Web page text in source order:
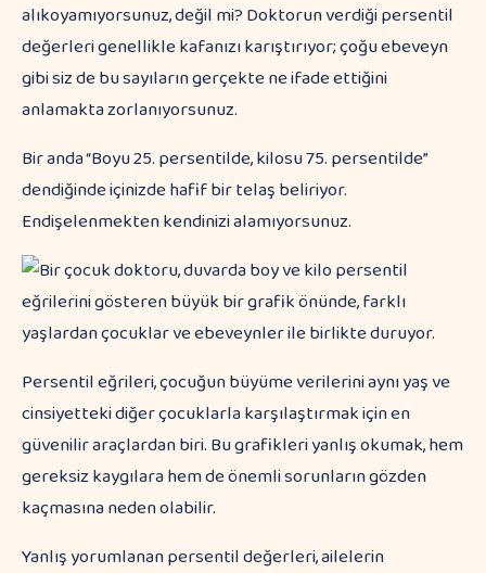
alıkoyamıyorsunuz, değil mi? Doktorun verdiği persentil
değerleri genellikle kafanızı karıştırıyor; çoğu ebeveyn
gibi siz de bu sayıların gerçekte ne ifade ettiğini
anlamakta zorlanıyorsunuz.
Bir anda “Boyu 25. persentilde, kilosu 75. persentilde”
dendiğinde içinizde hafif bir telaş beliriyor.
Endişelenmekten kendinizi alamıyorsunuz.
Persentil eğrileri, çocuğun büyüme verilerini aynı yaş ve
cinsiyetteki diğer çocuklarla karşılaştırmak için en
güvenilir araçlardan biri. Bu grafikleri yanlış okumak, hem
gereksiz kaygılara hem de önemli sorunların gözden
kaçmasına neden olabilir.
Yanlış yorumlanan persentil değerleri, ailelerin